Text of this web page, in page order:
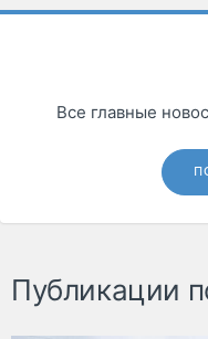
Все главные
Публикации